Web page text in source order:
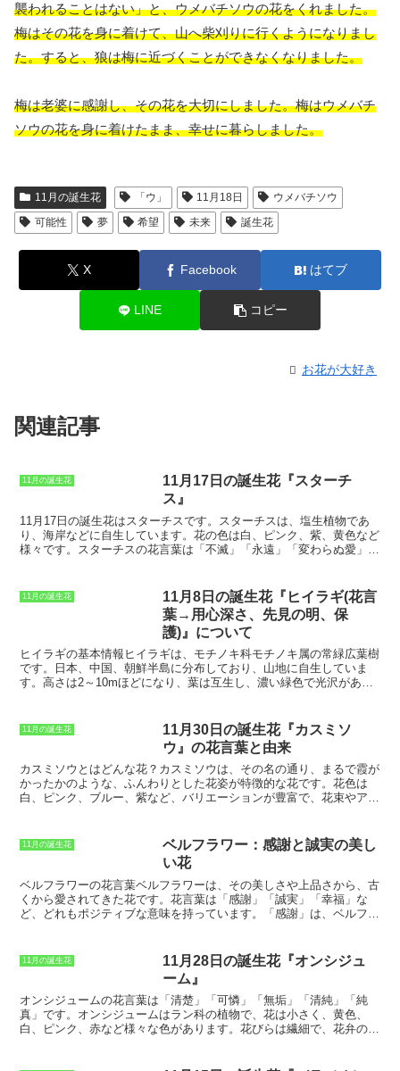
襲われることはない」と、ウメバチソウの花をくれました。
梅はその花を身に着けて、山へ柴刈りに行くようになりまし
た。すると、狼は梅に近づくことができなくなりました。
梅は老婆に感謝し、その花を大切にしました。梅はウメバチ
ソウの花を身に着けたまま、幸せに暮らしました。
11月の誕生花 「ウ」 11月18日
ウメバチソウ
可能性
夢 希望 未来 誕生花
X Facebook はてブ
LINE コピー
お花が大好き
関連記事
11月の誕生花
11月17日の誕生花『スターチ
ス』
11月17日の誕生花は スターチスです。スターチスは、塩生植物であ
り、海岸などに自生しています。花の色は白、ピンク、紫、黄色など
様々です。スターチスの花言葉は「不滅」「永遠」「変わらぬ愛」で
楽しむことができることから、「不滅」「永遠」の花言葉がつけられ
ました。
11月の誕生花
11月8日の誕生花『ヒイラギ(花言
葉→用心深さ、先見の明、保
護)』について
ヒイラギの基本情報 ヒイラギは、モチノキ科モチノキ属の常緑広葉樹
です。日本、中国、朝鮮半島に分布しており、山地に自生していま
す。高さは2～10mほどになり、葉は互生し、濃い緑色で光沢があり
で、直径1cmほどです。花の後にできる実は、直径5～6mmほどの球
形で、赤く熟します。実は甘く、生で食べることができます。ヒイラ
ギは、古くから縁起の良い木とされ、魔除けや厄除けのために家の門
や庭に植えられることが多いです。また、ヒイラギの実は「ヒイラギ
餅」などの縁起物に使われます。ヒイラギは、育てやすい木で、一般
家庭でも栽培することができます。日当たりの良い場所を好み、水は
11月の誕生花
11月30日の誕生花『カスミソ
ウ』の花言葉と由来
カスミソウとはどんな花？ カスミソウは、 その名の通り、まるで霞が
かったかのような、ふんわりとした花姿が特徴的な花です。花色は
白、ピンク、ブルー、紫など、バリエーションが豊富で、花束やアレ
た茎の上に、小さな花をたくさん咲かせます。花は直径1～2cmほど
で、5枚の花びらが十字型に開きます。カスミソウは、日当たりと水
。暑さや寒さにも強く、初心者でも比較的
簡単に育てることができます。種まきから育てると、3～4ヶ月ほど
で開花します。カスミソウには、「清純な心」「無垢」「しとやか
さ」「感謝」などの花言葉があります。その可憐な花姿から、結婚式
11月の誕生花
ベルフラワー：感謝と誠実の美し
い花
ベルフラワーの花言葉ベルフラワーは、その美しさや上品さから、古
くから愛されてきた花です。花言葉は「感謝」「誠実」「幸福」な
ど、どれもポジティブな意味を持っています。「感謝」は、ベルフラ
ベルフラワーが人々に幸運をもたらす花であることからきています。
ベルフラワーは、その花言葉から、プレゼントやフラワーアレンジメ
ントに人気の花です。また、誕生日や記念日、お祝い事など、さまざ
まなシーンで贈ることができます。ベルフラワーは、育てやすい花と
しても知られており、初心者でも簡単に栽培することができます。花
壇や鉢植えで楽しむことができ、その可憐な姿で人々を魅了します。
11月の誕生花
11月28日の誕生花『オンシジュ
ーム』
オンシジュームの花言葉は「清楚」「可憐」「無垢」「清純」「純
真」です。オンシジュームはラン科の植物で、花は小さく、黄色、
白、ピンク、赤など様々な色があります。花びらは繊細で、花弁の縁